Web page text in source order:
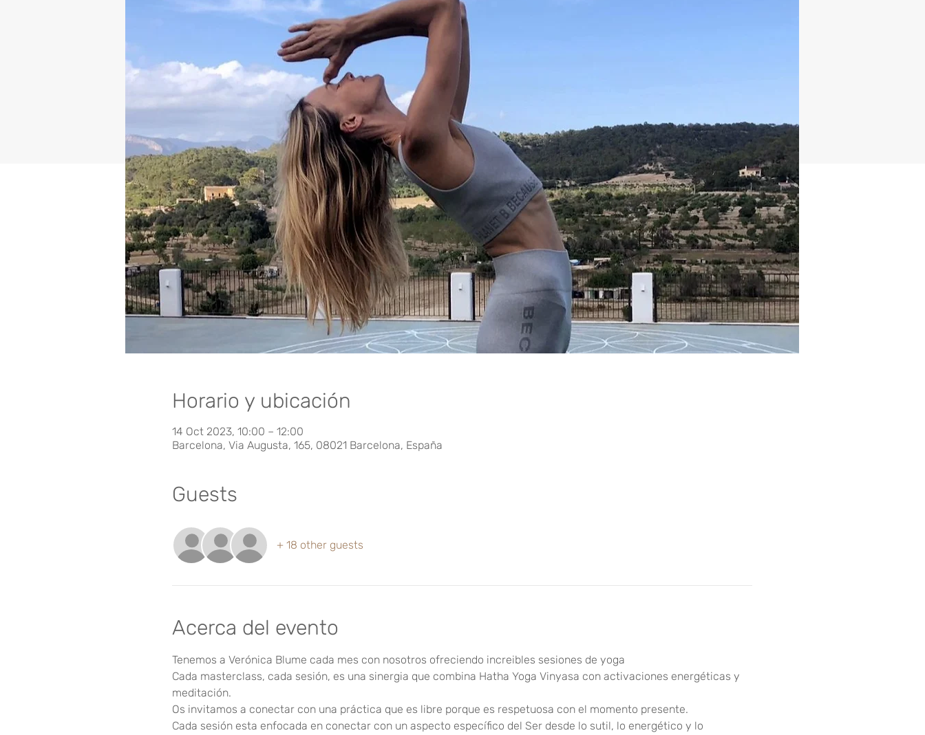
Horario y ubicación
14 Oct 2023, 10:00 – 12:00
Barcelona, Via Augusta, 165, 08021 Barcelona, España
Guests
+ 18 other guests
Acerca del evento
Tenemos a Verónica Blume cada mes con nosotros ofreciendo increibles sesiones de yoga
Cada masterclass, cada sesión, es una sinergia que combina Hatha Yoga Vinyasa con activaciones energéticas y
meditación.
Os invitamos a conectar con una práctica que es libre porque es respetuosa con el momento presente.
Cada sesión esta enfocada en conectar con un aspecto específico del Ser desde lo sutil, lo energético y lo